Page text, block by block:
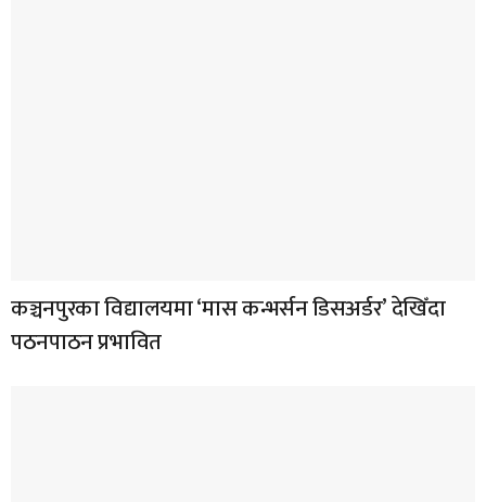
कञ्चनपुरका विद्यालयमा ‘मास कन्भर्सन डिसअर्डर’ देखिँदा
पठनपाठन प्रभावित